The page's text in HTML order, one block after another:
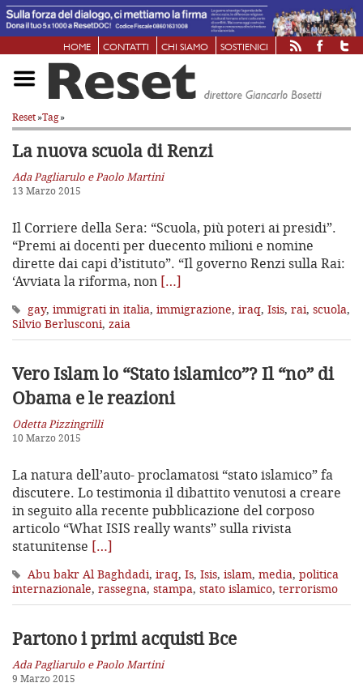
HOME CONTATTI CHI SIAMO SOSTIENICI
Reset»Tag»
La nuova scuola di Renzi
Ada Pagliarulo e Paolo Martini
13 Marzo 2015
Il Corriere della Sera: “Scuola, più poteri ai presidi”.
“Premi ai docenti per duecento milioni e nomine
dirette dai capi d’istituto”. “Il governo Renzi sulla Rai:
‘Avviata la riforma, non […]
gay, immigrati in italia, immigrazione, iraq, Isis, rai, scuola,
Silvio Berlusconi, zaia
Vero Islam lo “Stato islamico”?Il “no” di
Obama e le reazioni
Odetta Pizzingrilli
10 Marzo 2015
La natura dell’auto- proclamatosi “stato islamico” fa
discutere. Lo testimonia il dibattito venutosi a creare
in seguito alla recente pubblicazione del corposo
articolo “What ISIS really wants” sulla rivista
statunitense […]
Abu bakr Al Baghdadi, iraq, Is, Isis, islam, media, politica
internazionale, rassegna, stampa, stato islamico, terrorismo
Partono i primi acquisti Bce
Ada Pagliarulo e Paolo Martini
9 Marzo 2015